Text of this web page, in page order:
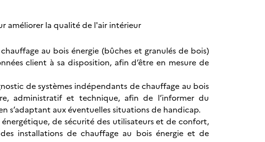
améliorer la qualité de l'air intérieur
au bois énergie (bûches et granulés de bois)
client à sa disposition, afin d’être en mesure de
de systèmes indépendants de chauffage au bois
administratif et technique, afin de l’informer du
s’adaptant aux éventuelles situations de handicap.
de sécurité des utilisateurs et de confort,
installations de chauffage au bois énergie et de